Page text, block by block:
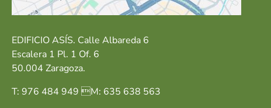
EDIFICIO ASÍS. Calle Albareda 6
Escalera 1 Pl. 1 Of. 6
50.004 Zaragoza.
T: 976 484 949 M: 635 638 563